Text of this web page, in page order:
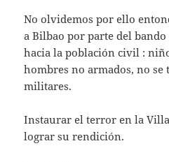
No olvidemos por ello
a Bilbao por parte del
hacia la población civil :
hombres no armados, no se
militares.
Instaurar el terror en la
lograr su rendición.